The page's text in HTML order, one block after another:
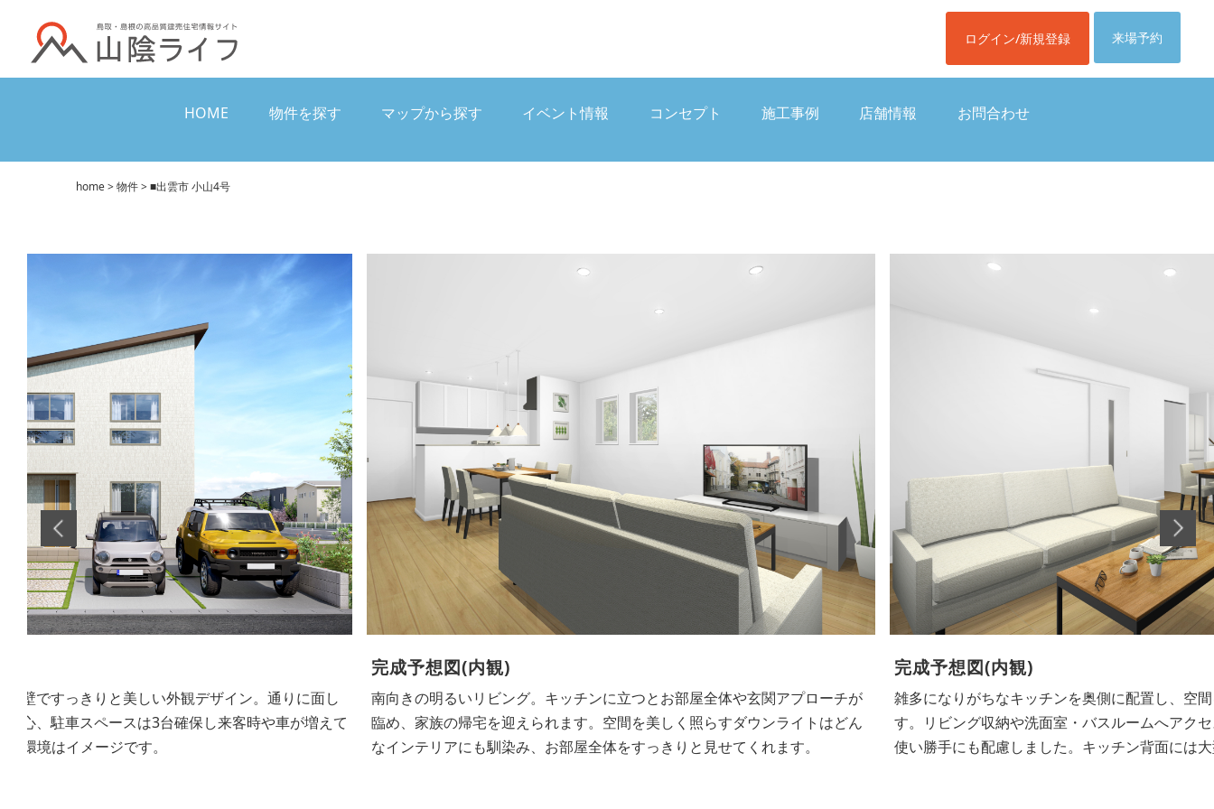
来場予約
ログイン/新規登録
HOME 物件を探す マップから探す イベント情報 コンセプト 施工事例 店舗情報 お問合わせ
物件を探す マップから探す イベント情報 コンセプト 施工事例 店舗情報 お問合わせ
home>物件> ■出雲市 小山4号
キッチンに立つとお部屋全体や玄関アプローチが
れます。空間を美しく照らすダウンライトはどん
お部屋全体をすっきりと見せてくれます。
完成予想図(内観)
雑多になりがちなキッチンを奥側に配置し、空間を広くすっきりと見せま
す。リビング収納や洗面室・バスルームへアクセスしやすい階段設計など、
使い勝手にも配慮しました。キッチン背面には大型パントリー付き！
完成予想図(外観)
片流れ屋根とホワイトの外壁ですっきりと美し
た南向き玄関は防犯上も安心、駐車スペースは3
も安心です！ ※外構、周辺環境はイメージです。